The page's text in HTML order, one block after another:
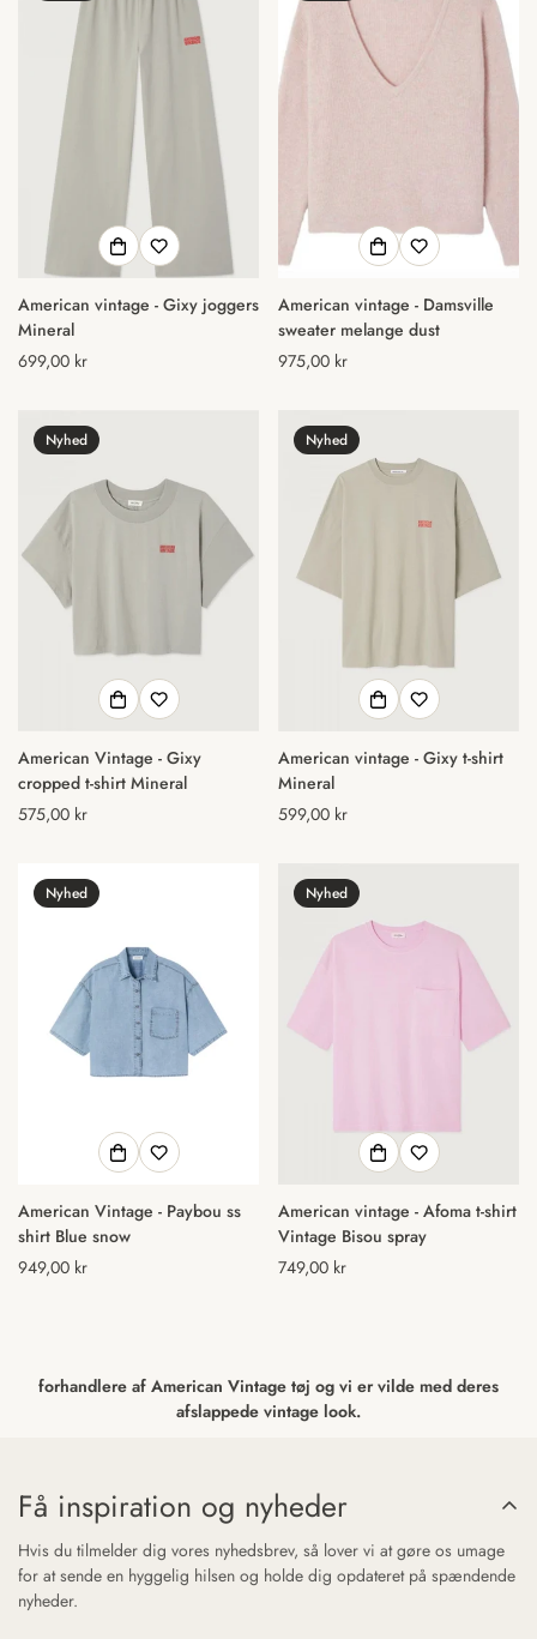
American vintage - Gixy joggers
Mineral
Normal
699,00 kr
American vintage - Damsville
sweater melange dust
Normal
975,00 kr
Nyhed
American Vintage - Gixy
cropped t-shirt Mineral
Normal
575,00 kr
Nyhed
American vintage - Gixy t-shirt
Mineral
Normal
599,00 kr
Nyhed
American Vintage - Paybou ss
shirt Blue snow
Normal
949,00 kr
Nyhed
American vintage - Afoma t-shirt
Vintage Bisou spray
Normal
749,00 kr
forhandlere af American Vintage tøj og vi er vilde med deres
afslappede vintage look.
Få inspiration og nyheder
Hvis du tilmelder dig vores nyhedsbrev, så lover vi at gøre os umage
for at sende en hyggelig hilsen og holde dig opdateret på spændende
nyheder.